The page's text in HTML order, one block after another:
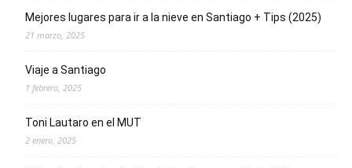
Mejores lugares para ir a la nieve en Santiago + Tips (2025)
21 marzo, 2025
Viaje a Santiago
1 febrero, 2025
Toni Lautaro en el MUT
2 enero, 2025